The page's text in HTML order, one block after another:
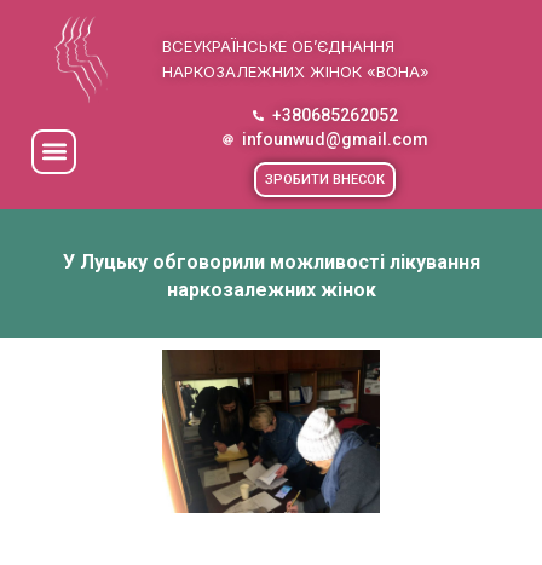
ВСЕУКРАЇНСЬКЕ ОБ’ЄДНАННЯ
НАРКОЗАЛЕЖНИХ ЖІНОК «ВОНА»
+380685262052
infounwud@gmail.com
ЗРОБИТИ ВНЕСОК
У Луцьку обговорили можливості лікування
наркозалежних жінок